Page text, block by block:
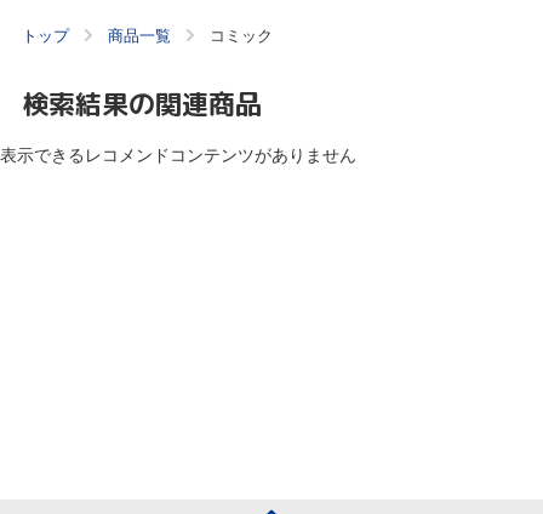
トップ 商品一覧 コミック
検索結果の関連商品
表示できるレコメンドコンテンツがありません